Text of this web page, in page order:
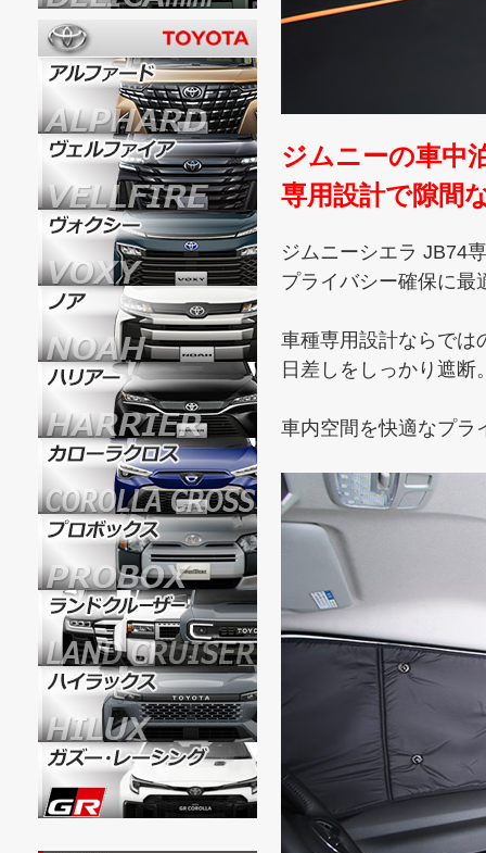
ジムニーの車中
専用設計で隙間
ジムニーシエラ JB74
プライバシー確保に最
車種専用設計ならでは
日差しをしっかり遮断
車内空間を快適なプラ